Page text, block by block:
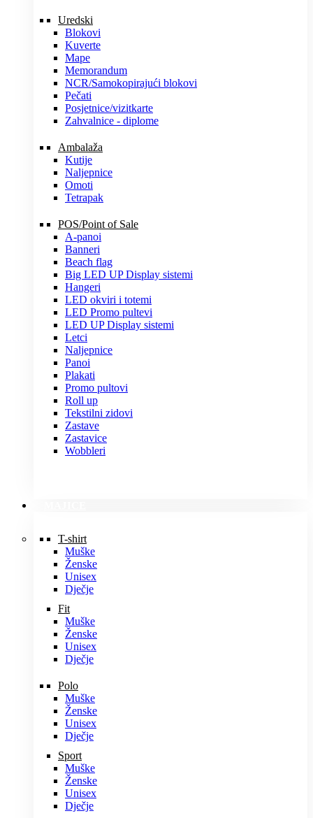
Uredski
Blokovi
Kuverte
Mape
Memorandum
NCR/Samokopirajući blokovi
Pečati
Posjetnice/vizitkarte
Zahvalnice - diplome
Ambalaža
Kutije
Naljepnice
Omoti
Tetrapak
POS/Point of Sale
A-panoi
Banneri
Beach flag
Big LED UP Display sistemi
Hangeri
LED okviri i totemi
LED Promo pultevi
LED UP Display sistemi
Letci
Naljepnice
Panoi
Plakati
Promo pultovi
Roll up
Tekstilni zidovi
Zastave
Zastavice
Wobbleri
T-shirt
Muške
Ženske
Unisex
Dječje
Fit
Muške
Ženske
Unisex
Dječje
Polo
Muške
Ženske
Unisex
Dječje
Sport
Muške
Ženske
Unisex
Dječje